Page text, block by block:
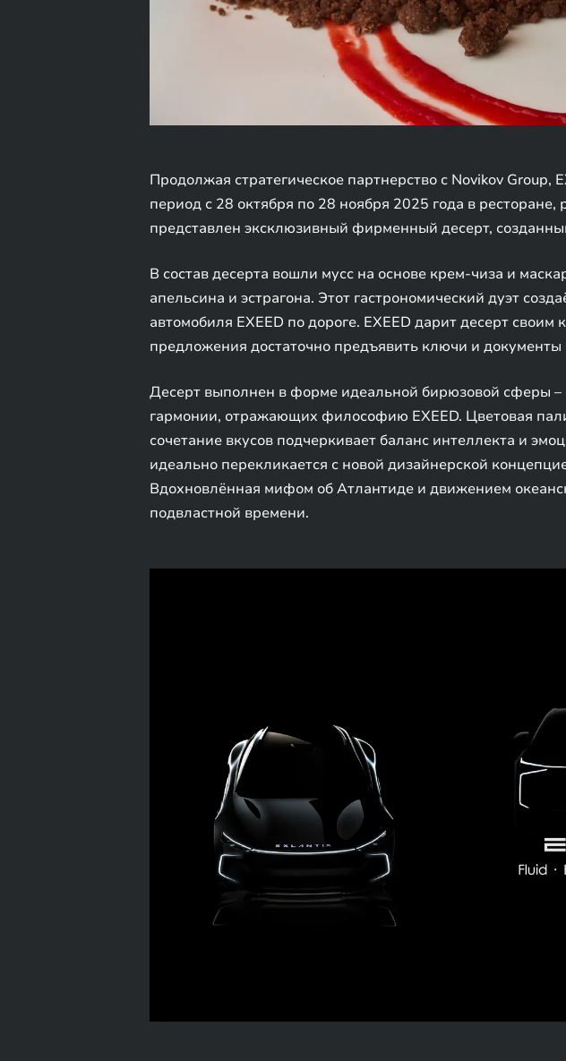
Продолжая стратегическое партнерство с Novikov
период с 28 октября по 28 ноября 2025 года в
представлен эксклюзивный фирменный десерт,
В состав десерта вошли мусс на основе крем-чиза и
апельсина и эстрагона. Этот гастрономический дуэт
автомобиля EXEED по дороге. EXEED дарит десерт
предложения достаточно предъявить ключи и документы
Десерт выполнен в форме идеальной бирюзовой сферы –
гармонии, отражающих философию EXEED. Цветовая
сочетание вкусов подчеркивает баланс интеллекта и
идеально перекликается с новой дизайнерской
Вдохновлённая мифом об Атлантиде и движением
подвластной времени.